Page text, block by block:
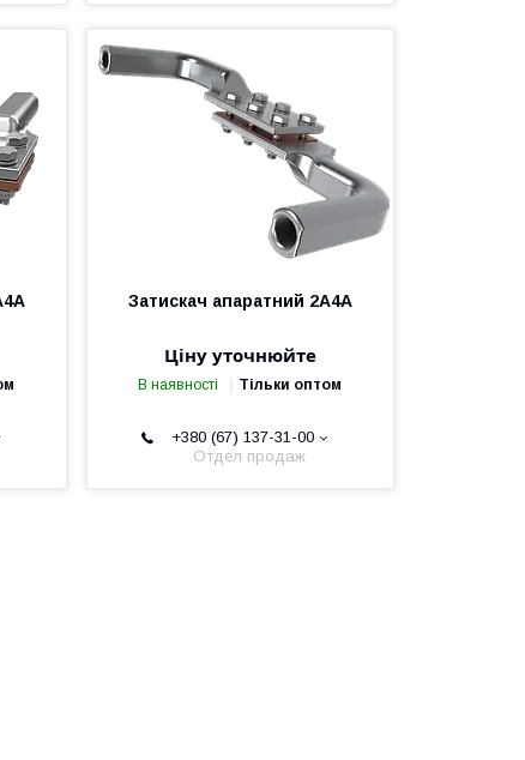
Затискач апаратний 2А4А
Ціну уточнюйте
В наявності Тільки оптом
+380 (67) 137-31-00
Отдел продаж